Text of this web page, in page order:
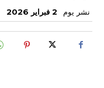
نشر يوم 2 فبراير 2026